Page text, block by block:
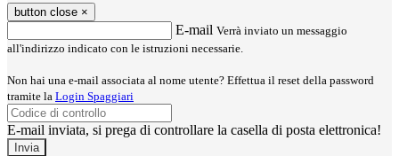
button close ×
E-mail Verrà inviato un messaggio
all'indirizzo indicato con le istruzioni necessarie.
Non hai una e-mail associata al nome utente? Effettua il reset della password
tramite la Login Spaggiari
E-mail inviata, si prega di controllare la casella di posta elettronica!